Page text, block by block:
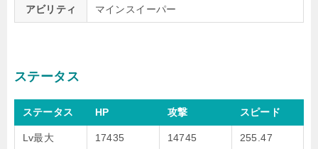
アビリティ マインスイーパー
ステータス
ステータス HP 攻撃 スピード
Lv最大 17435 14745 255.47